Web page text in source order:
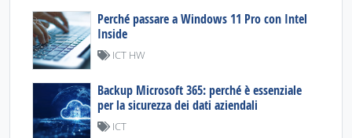
Perché passare a Windows 11 Pro con Intel
Inside
ICT HW
Backup Microsoft 365: perché è essenziale
per la sicurezza dei dati aziendali
ICT